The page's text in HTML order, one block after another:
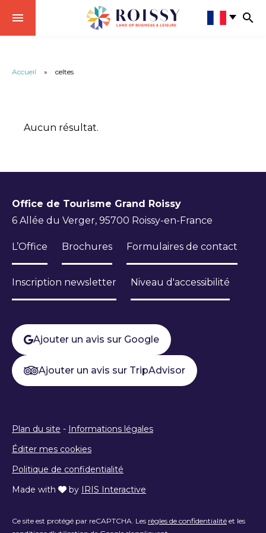
Accueil » celtes
Aucun résultat.
Office de Tourisme Grand Roissy
6 Allée du Verger, 95700 Roissy-en-France
L’Office Brochures Formulaires de contact
Inscription newsletter Niveau d'accessibilité
Ajouter un avis sur Google
Ajouter un avis sur TripAdvisor
Plan du site - Informations légales
Éditer mes cookies
Politique de confidentialité
Made with
by IRIS Interactive
Ce site est protégé par reCAPTCHA. Les règles de confidentialité et les